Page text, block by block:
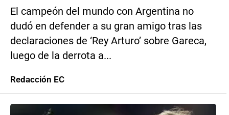
El campeón del mundo con Argentina no
dudó en defender a su gran amigo tras las
declaraciones de ‘Rey Arturo’ sobre Gareca,
luego de la derrota a...
Redacción EC